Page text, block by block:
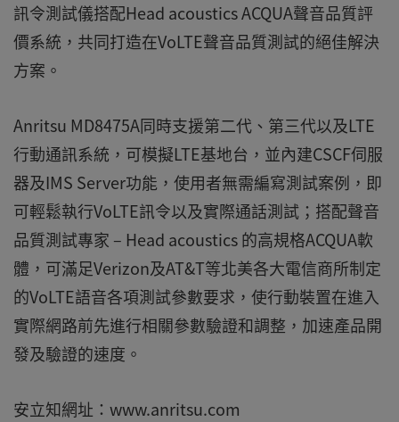
訊令測試儀搭配Head acoustics ACQUA聲音品質評
價系統，共同打造在VoLTE聲音品質測試的絕佳解決
方案。
Anritsu MD8475A同時支援第二代、第三代以及LTE
行動通訊系統，可模擬LTE基地台，並內建CSCF伺服
器及IMS Server功能，使用者無需編寫測試案例，即
可輕鬆執行VoLTE訊令以及實際通話測試；搭配聲音
品質測試專家 – Head acoustics 的高規格ACQUA軟
體，可滿足Verizon及AT&T等北美各大電信商所制定
的VoLTE語音各項測試參數要求，使行動裝置在進入
實際網路前先進行相關參數驗證和調整，加速產品開
發及驗證的速度。
安立知網址：www.anritsu.com